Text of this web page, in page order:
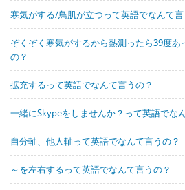
寒気がする/鳥肌が立つって英語でなんて言
ぞくぞく寒気がするから熱測ったら39度あ
の？
拡充するって英語でなんて言うの？
一緒にSkypeをしませんか？って英語でな
自分軸、他人軸って英語でなんて言うの？
～を左右するって英語でなんて言うの？